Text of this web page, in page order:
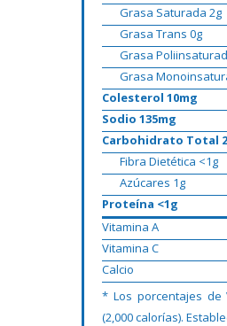
Grasa Saturada 2g
Grasa Trans 0g
Grasa
Grasa
Colesterol 10mg
Sodio 135mg
Carbohidrato Total
Fibra Dietética <1g
Azúcares 1g
Proteína <1g
Vitamina A
Vitamina C
Calcio
* Los porcentajes de
(2,000 calorías).